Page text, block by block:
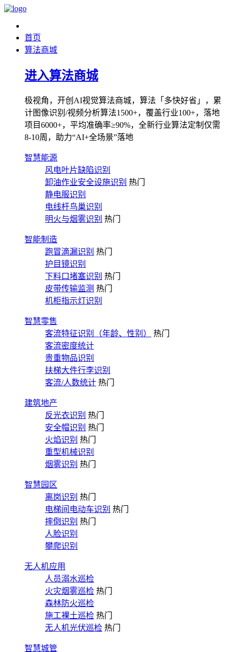
首页
算法商城
进入算法商城
极视角，开创AI视觉算法商城，算法「多快好省」，累
计图像识别/视频分析算法1500+，覆盖行业100+，落地
项目6000+，平均准确率≥90%，全新行业算法定制仅需
8-10周，助力“AI+全场景”落地
智慧能源
风电叶片缺陷识别
卸油作业安全设施识别 热门
静电服识别
电线杆鸟巢识别
明火与烟雾识别 热门
智能制造
跑冒滴漏识别 热门
护目镜识别
下料口堵塞识别 热门
皮带传输监测 热门
机柜指示灯识别
智慧零售
客流特征识别（年龄、性别）
热门
客流密度统计
贵重物品识别
扶梯大件行李识别
客流/人数统计 热门
建筑地产
反光衣识别 热门
安全帽识别 热门
火焰识别 热门
重型机械识别
烟雾识别 热门
智慧园区
离岗识别 热门
电梯间电动车识别 热门
摔倒识别 热门
人脸识别
攀爬识别
无人机应用
人员溺水巡检
火灾烟雾巡检 热门
森林防火巡检
施工裸土巡检 热门
无人机光伏巡检 热门
智慧城管